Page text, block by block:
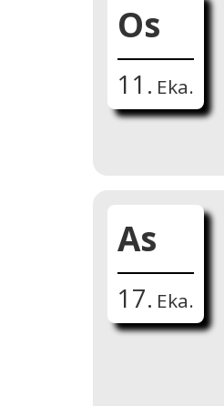
Os
11. Eka.
As
17. Eka.